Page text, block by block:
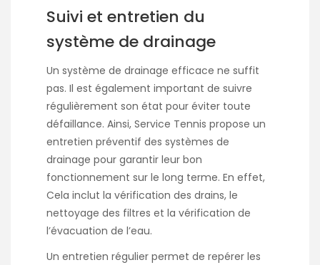
Suivi et entretien du
système de drainage
Un système de drainage efficace ne suffit
pas. Il est également important de suivre
régulièrement son état pour éviter toute
défaillance. Ainsi, Service Tennis propose un
entretien préventif des systèmes de
drainage pour garantir leur bon
fonctionnement sur le long terme. En effet,
Cela inclut la vérification des drains, le
nettoyage des filtres et la vérification de
l’évacuation de l’eau.
Un entretien régulier permet de repérer les